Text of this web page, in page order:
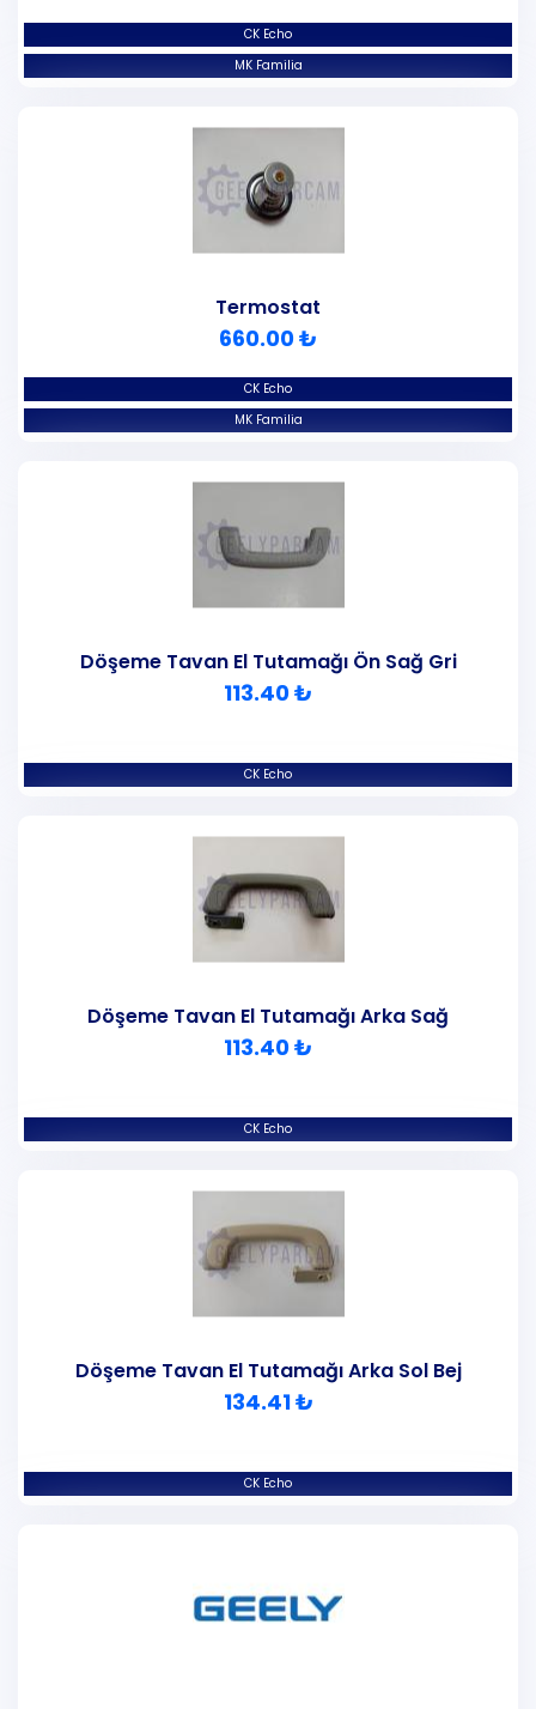
CK Echo
MK Familia
CK Echo
MK Familia
Termostat
660.00 ₺
CK Echo
Döşeme Tavan El Tutamağı Ön Sağ Gri
113.40 ₺
CK Echo
Döşeme Tavan El Tutamağı Arka Sağ
113.40 ₺
CK Echo
Döşeme Tavan El Tutamağı Arka Sol Bej
134.41 ₺